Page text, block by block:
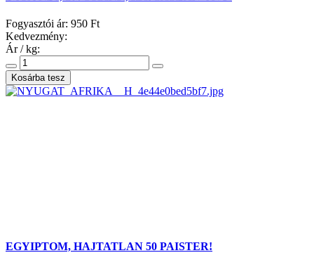
Fogyasztói ár: 950 Ft
Kedvezmény:
Ár / kg:
EGYIPTOM, HAJTATLAN 50 PAISTER!